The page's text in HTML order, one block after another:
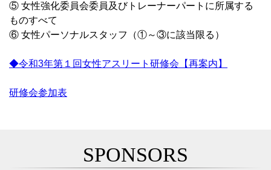
⑤ 女性強化委員会委員及びトレーナーパートに所属する
ものすべて
⑥ 女性パーソナルスタッフ（①～③に該当限る）
◆令和3年第１回女性アスリート研修会【再案内】
研修会参加表
SPONSORS